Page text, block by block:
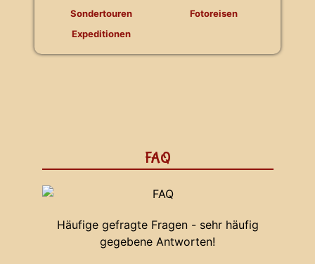
Sondertouren
Expeditionen
Fotoreisen
FAQ
Häufige gefragte Fragen - sehr häufig
gegebene Antworten!